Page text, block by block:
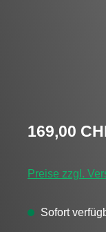
Regulärer Preis:
169,00
Preise zzgl.
Sofort